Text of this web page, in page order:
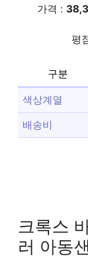
가격 :
평
구분
색상계열
배송비
크록스
러 아동